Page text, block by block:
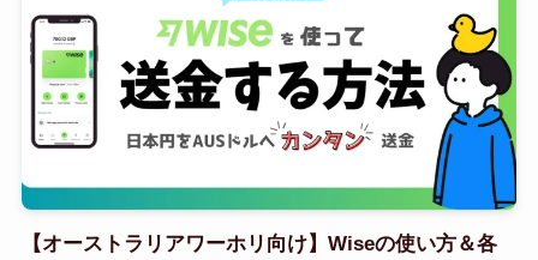
【オーストラリアワーホリ向け】Wiseの使い方＆各